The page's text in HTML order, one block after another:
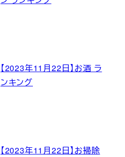
【2023年11月22日】お酒 ラ
ンキング
【2023年11月22日】お掃除